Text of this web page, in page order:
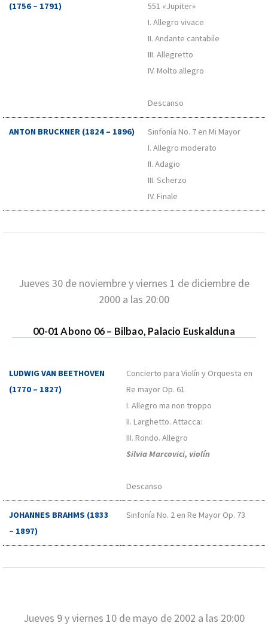
(1756 – 1791)
551 «Jupiter»
I. Allegro vivace
II. Andante cantabile
III. Allegretto
IV. Molto allegro
Descanso
ANTON BRUCKNER (1824 – 1896)
Sinfonía No. 7 en Mi Mayor
I. Allegro moderato
II. Adagio
III. Scherzo
IV. Finale
Jueves 30 de noviembre y viernes 1 de diciembre de
2000 a las 20:00
00-01 Abono 06 – Bilbao, Palacio Euskalduna
LUDWIG VAN BEETHOVEN
(1770 – 1827)
Concierto para Violín y Orquesta en
Re mayor Op. 61
I. Allegro ma non troppo
II. Larghetto. Attacca:
III. Rondo. Allegro
Silvia Marcovici, violín
Descanso
JOHANNES BRAHMS (1833
– 1897)
Sinfonía No. 2 en Re Mayor Op. 73
Jueves 9 y viernes 10 de mayo de 2002 a las 20:00